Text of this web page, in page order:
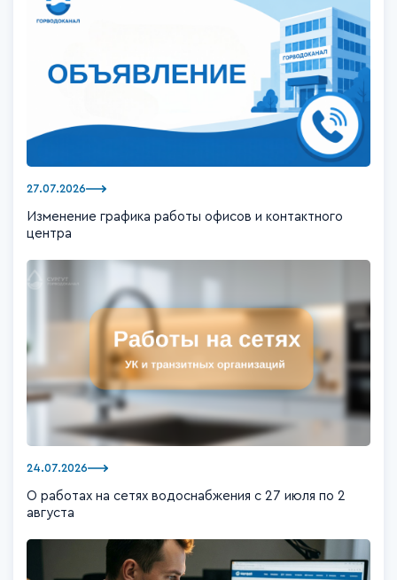
27.07.2026
Изменение графика работы офисов и контактного
центра
24.07.2026
О работах на сетях водоснабжения с 27 июля по 2
августа